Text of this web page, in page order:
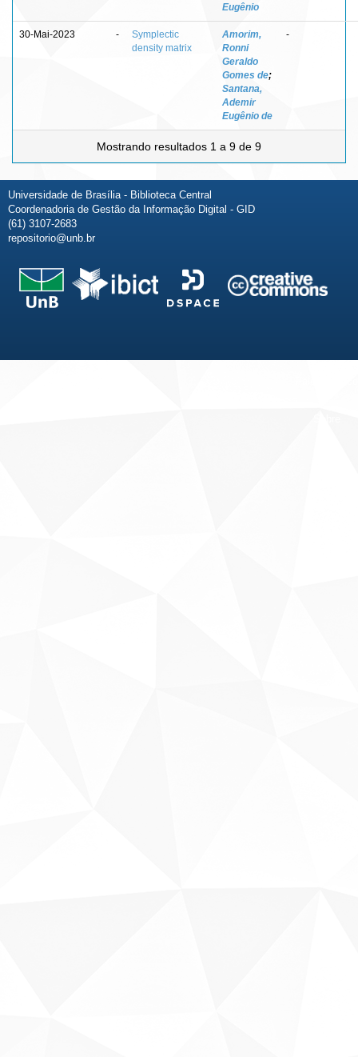
Eugênio
30-Mai-2023 -
Symplectic
density matrix
Amorim,
Ronni
Geraldo
Gomes de;
Santana,
Ademir
Eugênio de
-
Mostrando resultados 1 a 9 de 9
Universidade de Brasília - Biblioteca Central
Coordenadoria de Gestão da Informação Digital - GID
(61) 3107-2683
repositorio@unb.br